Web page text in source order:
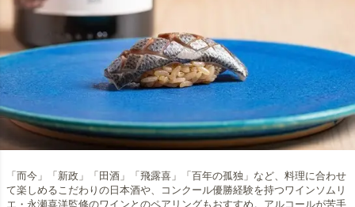
「而今」「新政」「田酒」「飛露喜」「百年の孤独」など、料理に合わせ
て楽しめるこだわりの日本酒や、コンクール優勝経験を持つワインソムリ
エ・永瀬喜洋監修のワインとのペアリングもおすすめ。アルコールが苦手